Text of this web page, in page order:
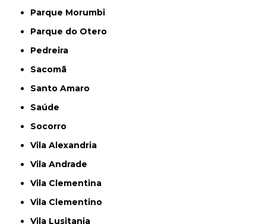
Parque Morumbi
Parque do Otero
Pedreira
Sacomã
Santo Amaro
Saúde
Socorro
Vila Alexandria
Vila Andrade
Vila Clementina
Vila Clementino
Vila Lusitania